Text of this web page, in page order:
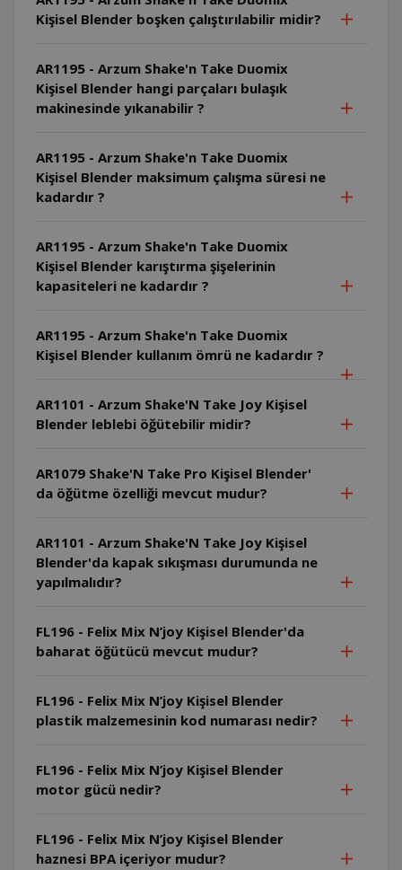
Kişisel Blender boşken çalıştırılabilir midir?
AR1195 - Arzum Shake'n Take Duomix
Kişisel Blender hangi parçaları bulaşık
makinesinde yıkanabilir ?
AR1195 - Arzum Shake'n Take Duomix
Kişisel Blender maksimum çalışma süresi ne
kadardır ?
AR1195 - Arzum Shake'n Take Duomix
Kişisel Blender karıştırma şişelerinin
kapasiteleri ne kadardır ?
AR1195 - Arzum Shake'n Take Duomix
Kişisel Blender kullanım ömrü ne kadardır ?
AR1101 - Arzum Shake'N Take Joy Kişisel
Blender leblebi öğütebilir midir?
AR1079 Shake'N Take Pro Kişisel Blender'
da öğütme özelliği mevcut mudur?
AR1101 - Arzum Shake'N Take Joy Kişisel
Blender'da kapak sıkışması durumunda ne
yapılmalıdır?
FL196 - Felix Mix N’joy Kişisel Blender'da
baharat öğütücü mevcut mudur?
FL196 - Felix Mix N’joy Kişisel Blender
plastik malzemesinin kod numarası nedir?
FL196 - Felix Mix N’joy Kişisel Blender
motor gücü nedir?
FL196 - Felix Mix N’joy Kişisel Blender
haznesi BPA içeriyor mudur?